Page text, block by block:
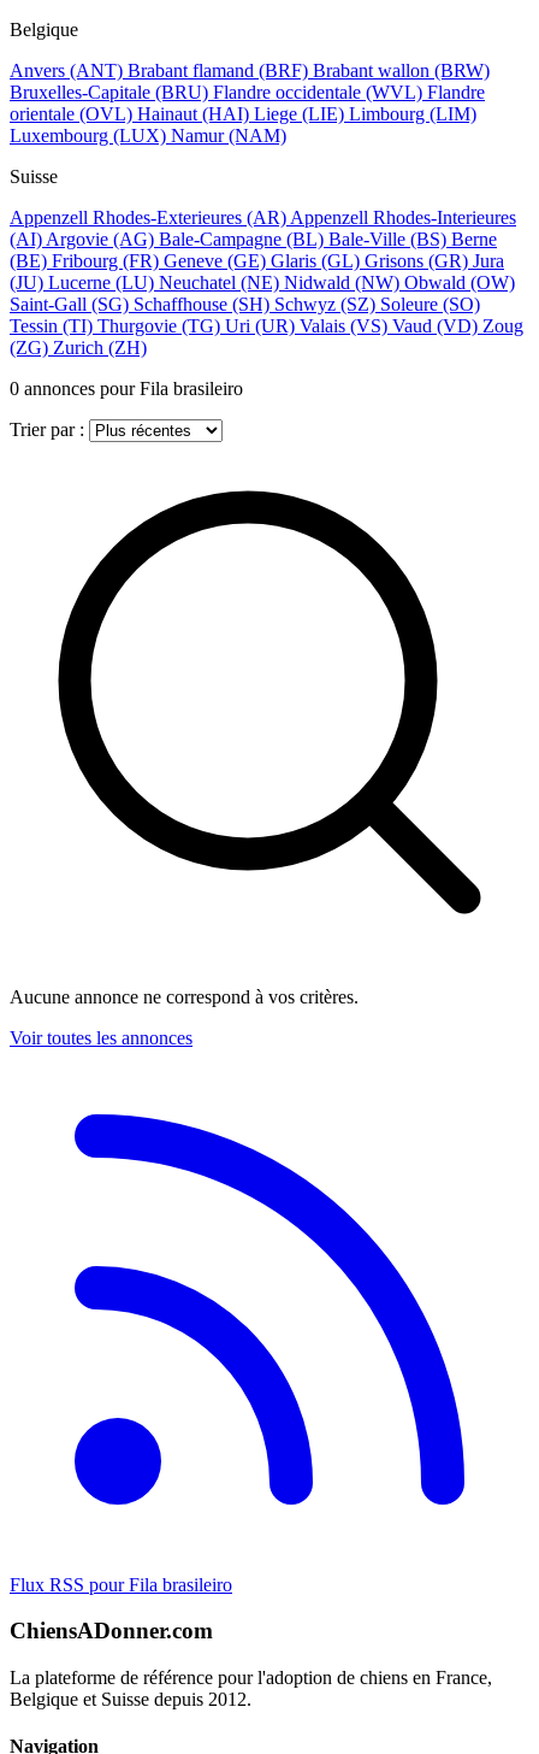
Belgique
Anvers (ANT) Brabant flamand (BRF) Brabant wallon (BRW)
Bruxelles-Capitale (BRU) Flandre occidentale (WVL) Flandre
orientale (OVL) Hainaut (HAI) Liege (LIE) Limbourg (LIM)
Luxembourg (LUX) Namur(NAM)
Suisse
Appenzell Rhodes-Exterieures (AR) Appenzell Rhodes-Interieures
(AI) Argovie (AG) Bale-Campagne (BL) Bale-Ville (BS) Berne
(BE) Fribourg (FR) Geneve (GE) Glaris (GL) Grisons (GR) Jura
(JU) Lucerne (LU) Neuchatel (NE) Nidwald (NW) Obwald (OW)
Saint-Gall (SG) Schaffhouse (SH) Schwyz (SZ) Soleure (SO)
Tessin (TI) Thurgovie (TG) Uri (UR) Valais (VS) Vaud (VD) Zoug
(ZG) Zurich (ZH)
0 annonces pour Fila brasileiro
Trier par :
Aucune annonce ne correspond à vos critères.
Voir toutes les annonces
Flux RSS pour Fila brasileiro
ChiensADonner.com
La plateforme de référence pour l'adoption de chiens en France,
Belgique et Suisse depuis 2012.
Navigation